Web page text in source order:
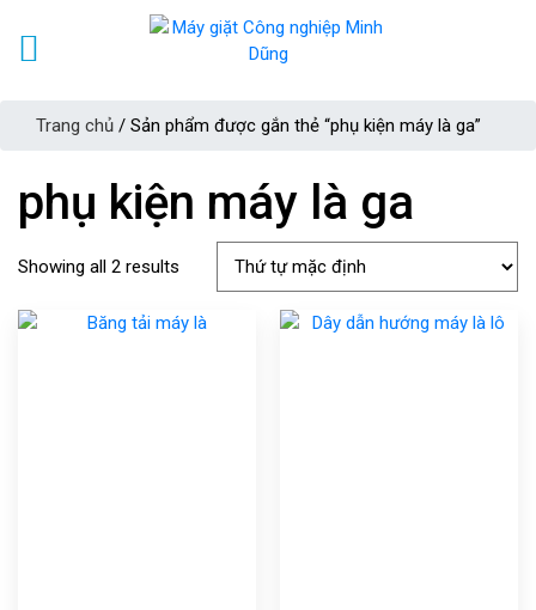
Trang chủ / Sản phẩm được gắn thẻ “phụ kiện máy là ga”
phụ kiện máy là ga
Showing all 2 results